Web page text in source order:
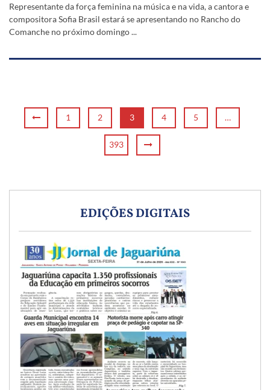
Representante da força feminina na música e na vida, a cantora e
compositora Sofia Brasil estará se apresentando no Rancho do
Comanche no próximo domingo ...
1 2 3 4 5 …
393
EDIÇÕES DIGITAIS